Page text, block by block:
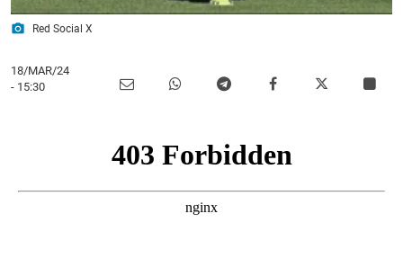
photo_camera Red Social X
18/MAR/24
- 15:30